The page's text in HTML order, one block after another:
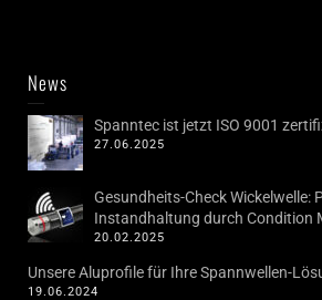
News
Spanntec ist jetzt ISO 9001
27.06.2025
Gesundheits-Check Wickelwelle:
Instandhaltung durch Condition
20.02.2025
Unsere Aluprofile für Ihre Spannwellen-
19.06.2024